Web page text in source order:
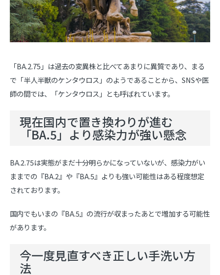
「BA.2.75」は過去の変異株と比べてあまりに異質であり、まる
で「半人半獣のケンタウロス」のようであることから、SNSや医
師の間では、「ケンタウロス」とも呼ばれています。
現在国内で置き換わりが進む
「BA.5 」より感染力が強い懸念
BA.2.75は実態がまだ十分明らかになっていないが、感染力がい
ままでの『BA.2』や『BA.5』よりも強い可能性はある程度想定
されております。
国内でもいまの『BA.5』の流行が収まったあとで増加する可能性
があります。
今一度見直すべき正しい手洗い方
法